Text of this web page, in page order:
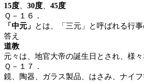
15度、 30度、 45度
Ｑ－１６．
「中元」 とは、「三元」と呼ばれる行
答え
道教
元々は、地官大帝の誕生日とされ、様
Ｑ－１７．
鏡、陶器、ガラス製品、はさみ、ナイフ